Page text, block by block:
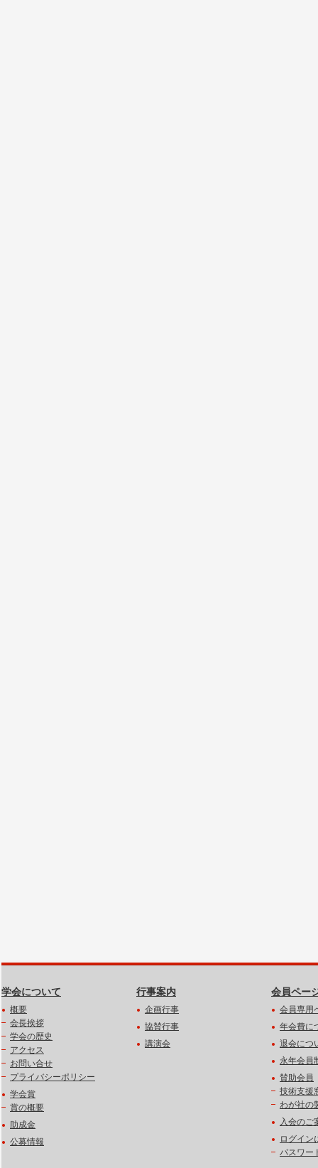
学会について
概要
会長挨拶
学会の歴史
アクセス
お問い合せ
プライバシーポリシー
学会賞
賞の概要
助成金
公募情報
行事案内
企画行事
協賛行事
講演会
会員ペー
会員専用
年会費に
退会につ
永年会員
賛助会員
技術支援
わが社の
入会のご
ログイン
パスワー